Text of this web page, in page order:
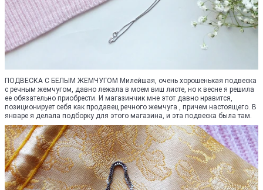
ПОДВЕСКА С БЕЛЫМ ЖЕМЧУГОМ Милейшая, очень хорошенькая подвеска
с речным жемчугом, давно лежала в моем виш листе, но к весне я решила
ее обязательно приобрести. И магазинчик мне этот давно нравится,
позиционирует себя как продавец речного жемчуга , причем настоящего. В
январе я делала подборку для этого магазина, и эта подвеска была там.